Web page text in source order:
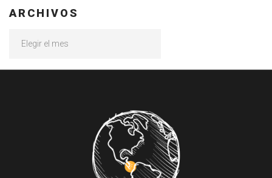
ARCHIVOS